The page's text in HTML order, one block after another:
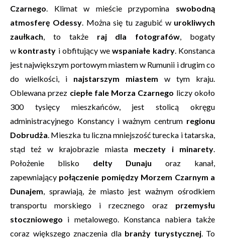
Czarnego. Klimat w mieście przypomina swobodną
atmosferę Odessy. Można się tu zagubić w urokliwych
zaułkach, to także raj dla fotografów, bogaty
w kontrasty i obfitujący wewspaniałe kadry. Konstanca
jest największym portowym miastem w Rumunii i drugim co
do wielkości, i najstarszym miastem w tym kraju.
Oblewana przez ciepłe fale Morza Czarnego liczy około
300 tysięcy mieszkańców, jest stolicą okręgu
administracyjnego Konstancy i ważnym centrum regionu
Dobrudża. Mieszka tu liczna mniejszość turecka i tatarska,
stąd też w krajobrazie miasta meczety i minarety.
Położenie blisko delty Dunaju oraz kanał,
zapewniający połączenie pomiędzy Morzem Czarnym a
Dunajem, sprawiają, że miasto jest ważnym ośrodkiem
transportu morskiego i rzecznego oraz przemysłu
stoczniowego i metalowego. Konstanca nabiera także
coraz większego znaczenia dla branży turystycznej. To